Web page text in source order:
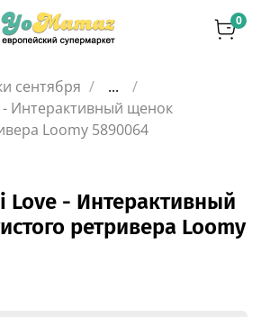
0
сентября
...
- Интерактивный щенок
Loomy 5890064
Love - Интерактивный
ретривера Loomy